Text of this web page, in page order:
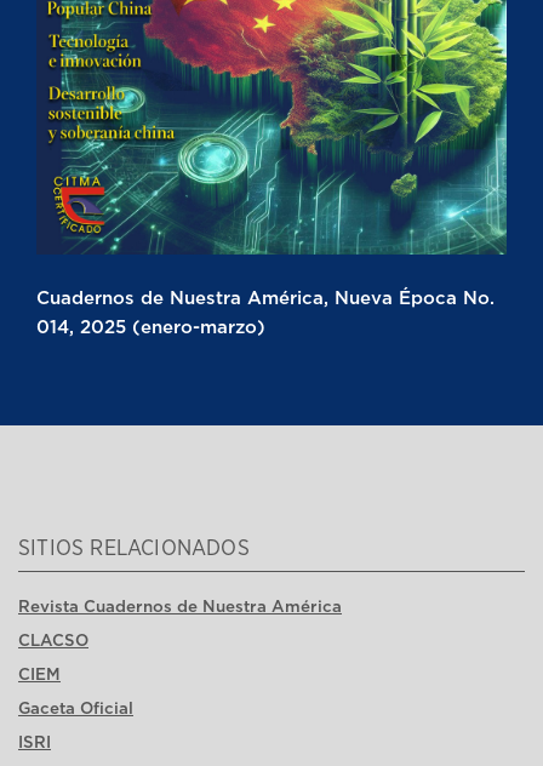
Cuadernos de Nuestra América, Nueva Época No.
014, 2025 (enero-marzo)
SITIOS RELACIONADOS
Revista Cuadernos de Nuestra América
CLACSO
CIEM
Gaceta Oficial
ISRI